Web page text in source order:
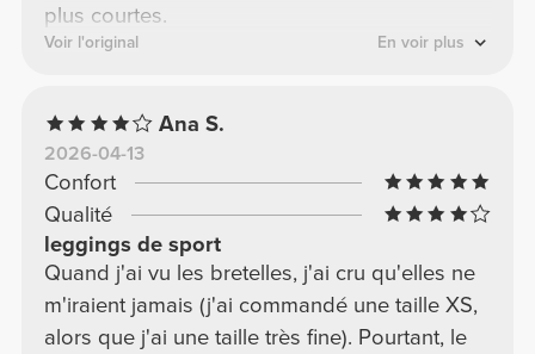
plus courtes.
Voir l'original En voir plus
Ana S.
2026-04-13
Confort
Qualité
leggings de sport
Quand j'ai vu les bretelles, j'ai cru qu'elles ne
m'iraient jamais (j'ai commandé une taille XS,
alors que j'ai une taille très fine). Pourtant, le